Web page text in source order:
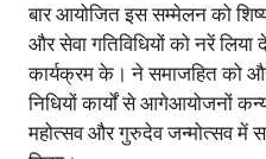
बार आयोजित इस सम्मेलन को
और सेवा गतिविधियों को नरें लिया
कार्यक्रम के। ने समाजहित को
निधियों कार्यों से आगेआयोजनों
महोत्सव और गुरुदेव जन्मोत्सव में